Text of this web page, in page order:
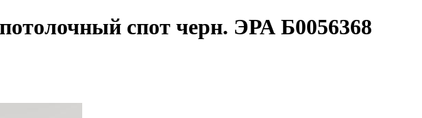
спот черн. ЭРА Б0056368